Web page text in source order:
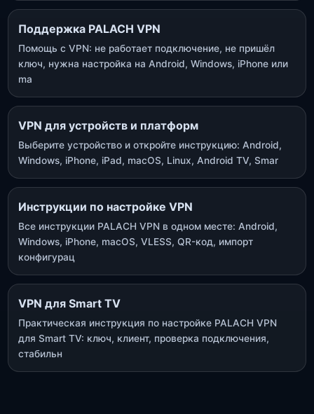
Поддержка PALACH VPN
Помощь с VPN: не работает подключение, не пришёл
ключ, нужна настройка на Android, Windows, iPhone или
ma
VPN для устройств и платформ
Выберите устройство и откройте инструкцию: Android,
Windows, iPhone, iPad, macOS, Linux, Android TV, Smar
Инструкции по настройке VPN
Все инструкции PALACH VPN в одном месте: Android,
Windows, iPhone, macOS, VLESS, QR-код, импорт
конфигурац
VPN для Smart TV
Практическая инструкция по настройке PALACH VPN
для Smart TV: ключ, клиент, проверка подключения,
стабильн